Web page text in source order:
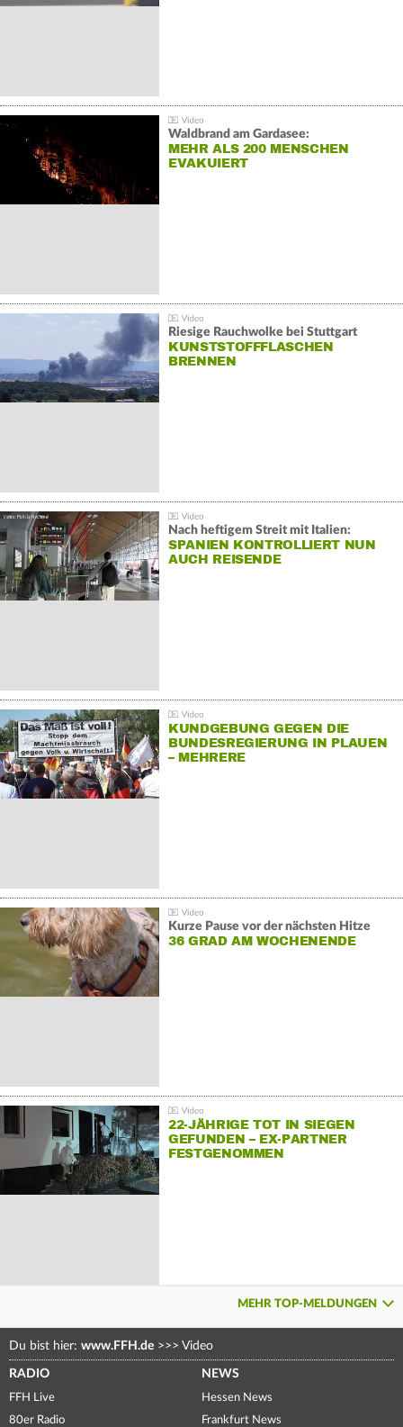
Waldbrand am Gardasee:
MEHR ALS 200 MENSCHEN
EVAKUIERT
Riesige Rauchwolke bei Stuttgart
KUNSTSTOFFFLASCHEN
BRENNEN
Nach heftigem Streit mit Italien:
SPANIEN KONTROLLIERT NUN
AUCH REISENDE
KUNDGEBUNG GEGEN DIE
BUNDESREGIERUNG IN PLAUEN
– MEHRERE
Kurze Pause vor der nächsten Hitze
36 GRAD AM WOCHENENDE
22-JÄHRIGE TOT IN SIEGEN
GEFUNDEN – EX-PARTNER
FESTGENOMMEN
MEHR TOP-MELDUNGEN
Du bist hier: www.FFH.de >>> Video
RADIO
FFH Live
80er Radio
NEWS
Hessen News
Frankfurt News